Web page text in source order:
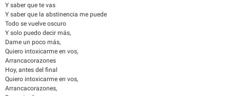
Y saber que te vas
Y saber que la abstinencia me puede
Todo se vuelve oscuro
Y solo puedo decir más,
Dame un poco más,
Quiero intoxicarme en vos,
Arrancacorazones
Hoy, antes del final
Quiero intoxicarme en vos,
Arrancacorazones,